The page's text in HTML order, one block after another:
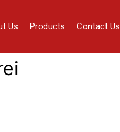
Us Products Contact Us